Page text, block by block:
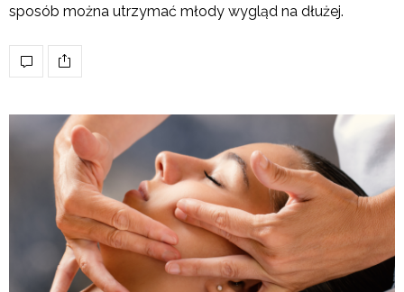
sposób można utrzymać młody wygląd na dłużej.